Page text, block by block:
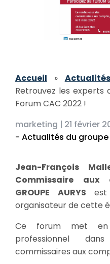
Accueil »
Retrouvez les experts
Forum CAC 2022 !
marketing | 21 février
- Actualités du groupe
Jean-François
Commissaire aux
GROUPE AURYS est
organisateur de cette
Ce forum met en
professionnel
commissaires aux